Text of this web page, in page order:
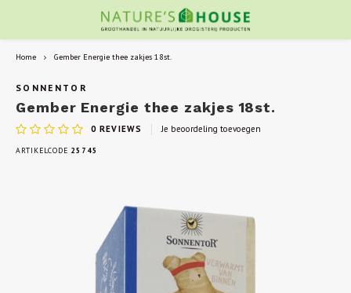
Home Gember Energie thee zakjes 18st.
SONNENTOR
Gember Energie thee zakjes 18st.
0 REVIEWS Je beoordeling toevoegen
ARTIKELCODE 25745